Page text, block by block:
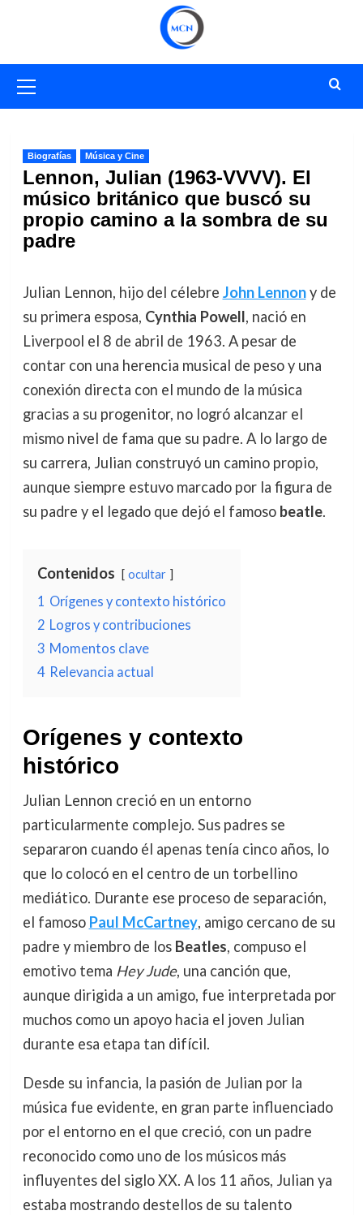
primario
Biografías Música y Cine
Lennon, Julian (1963-VVVV). El
músico británico que buscó su
propio camino a la sombra de su
padre
Julian Lennon, hijo del célebre John Lennony de
su primera esposa, Cynthia Powell, nació en
Liverpool el 8 de abril de 1963. A pesar de
contar con una herencia musical de peso y una
conexión directa con el mundo de la música
gracias a su progenitor, no logró alcanzar el
mismo nivel de fama que su padre. A lo largo de
su carrera, Julian construyó un camino propio,
aunque siempre estuvo marcado por la figura de
su padre y el legado que dejó el famoso beatle.
Contenidos ocultar
1 Orígenes y contexto histórico
2 Logros y contribuciones
3 Momentos clave
4 Relevancia actual
Orígenes y contexto
histórico
Julian Lennon creció en un entorno
particularmente complejo. Sus padres se
separaron cuando él apenas tenía cinco años, lo
que lo colocó en el centro de un torbellino
mediático. Durante ese proceso de separación,
el famoso Paul McCartney, amigo cercano de su
padre y miembro de los Beatles, compuso el
emotivo tema Hey Jude, una canción que,
aunque dirigida a un amigo, fue interpretada por
muchos como un apoyo hacia el joven Julian
durante esa etapa tan difícil.
Desde su infancia, la pasión de Julian por la
música fue evidente, en gran parte influenciado
por el entorno en el que creció, con un padre
reconocido como uno de los músicos más
influyentes del siglo XX. A los 11 años, Julian ya
estaba mostrando destellos de su talento